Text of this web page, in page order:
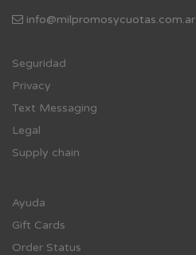
info@milpromosycuotas.com.ar
Seguridad
Privacy
Text Messaging
Legal
Supply chain
Ayuda
Gift Cards
Order Status